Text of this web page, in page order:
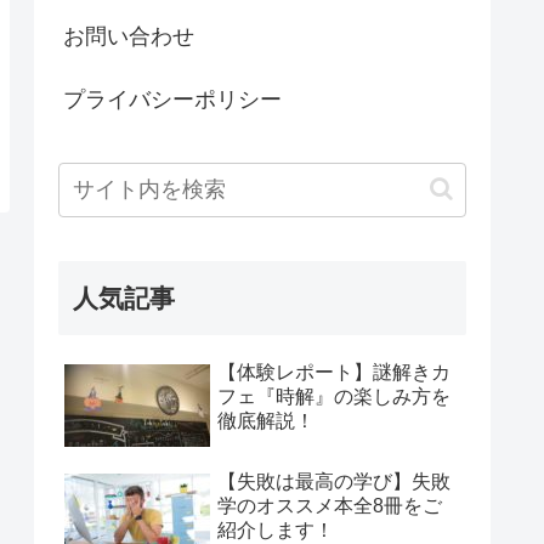
お問い合わせ
プライバシーポリシー
人気記事
【体験レポート】謎解きカ
フェ『時解』の楽しみ方を
徹底解説！
【失敗は最高の学び】失敗
学のオススメ本全8冊をご
紹介します！